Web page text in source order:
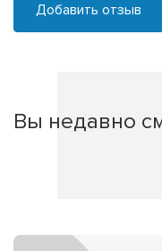
Добавить отзыв
Вы недавно